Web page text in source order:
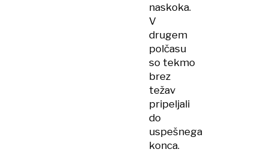
naskoka.
V
drugem
polčasu
so tekmo
brez
težav
pripeljali
do
uspešnega
konca.